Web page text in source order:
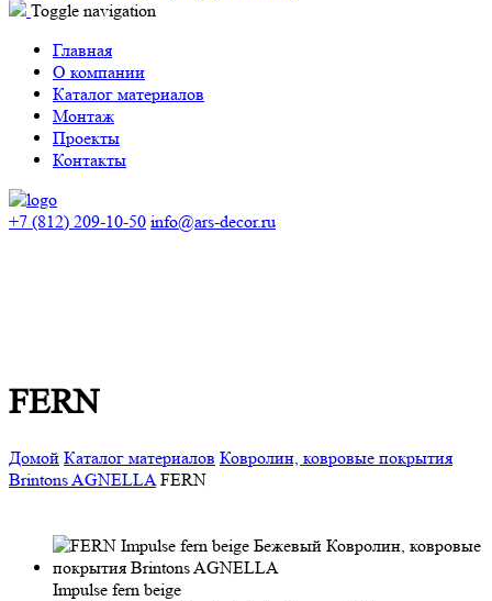
Toggle navigation
Главная
О компании
Каталог материалов
Монтаж
Проекты
Контакты
+7 (812) 209-10-50 info@ars-decor.ru
FERN
Домой Каталог материалов Ковролин, ковровые покрытия
Brintons AGNELLA FERN
Impulse fern beige